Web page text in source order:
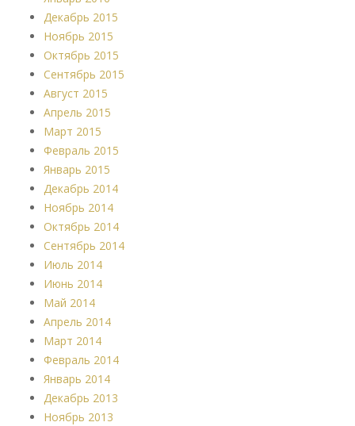
Декабрь 2015
Ноябрь 2015
Октябрь 2015
Сентябрь 2015
Август 2015
Апрель 2015
Март 2015
Февраль 2015
Январь 2015
Декабрь 2014
Ноябрь 2014
Октябрь 2014
Сентябрь 2014
Июль 2014
Июнь 2014
Май 2014
Апрель 2014
Март 2014
Февраль 2014
Январь 2014
Декабрь 2013
Ноябрь 2013